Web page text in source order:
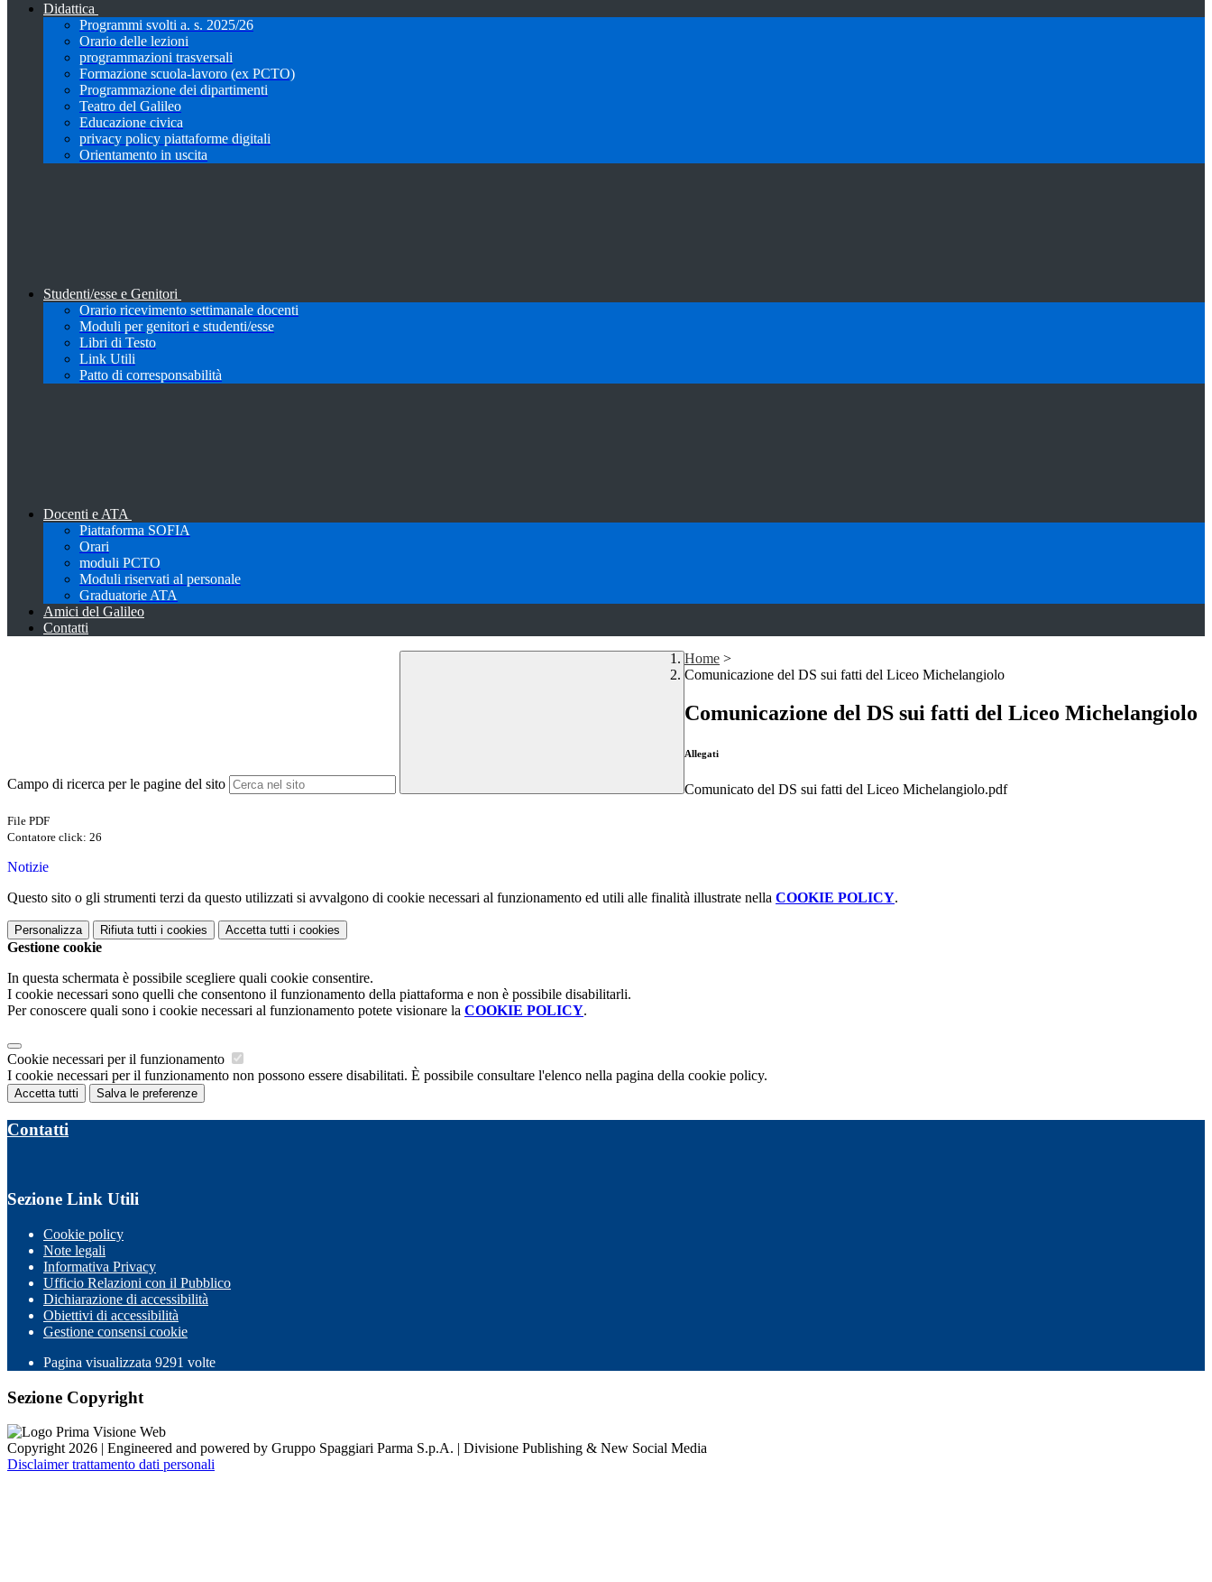
Didattica
Programmi svolti a. s. 2025/26
Orario delle lezioni
programmazioni trasversali
Formazione scuola-lavoro (ex PCTO)
Programmazione dei dipartimenti
Teatro del Galileo
Educazione civica
privacy policy piattaforme digitali
Orientamento in uscita
Studenti/esse e Genitori
Orario ricevimento settimanale docenti
Moduli per genitori e studenti/esse
Libri di Testo
Link Utili
Patto di corresponsabilità
Docenti e ATA
Piattaforma SOFIA
Orari
moduli PCTO
Moduli riservati al personale
Graduatorie ATA
Amici del Galileo
Contatti
Campo di ricerca per le pagine del sito
Home >
Comunicazione del DS sui fatti del Liceo Michelangiolo
Comunicazione del DS sui fatti del Liceo Michelangiolo
Allegati
Comunicato del DS sui fatti del Liceo Michelangiolo.pdf
File PDF
Contatore click: 26
Notizie
Questo sito o gli strumenti terzi da questo utilizzati si avvalgono di cookie necessari al funzionamento ed utili alle finalità illustrate nella COOKIE POLICY.
Personalizza Rifiuta tutti i cookies Accetta tutti i cookies
Gestione cookie
In questa schermata è possibile scegliere quali cookie consentire.
I cookie necessari sono quelli che consentono il funzionamento della piattaforma e non è possibile disabilitarli.
Per conoscere quali sono i cookie necessari al funzionamento potete visionare la COOKIE POLICY.
Cookie necessari per il funzionamento
I cookie necessari per il funzionamento non possono essere disabilitati. È possibile consultare l'elenco nella pagina della cookie policy.
Accetta tutti Salva le preferenze
Contatti
Sezione Link Utili
Cookie policy
Note legali
Informativa Privacy
Ufficio Relazioni con il Pubblico
Dichiarazione di accessibilità
Obiettivi di accessibilità
Gestione consensi cookie
Pagina visualizzata 9291 volte
Sezione Copyright
Copyright 2026 | Engineered and powered by Gruppo Spaggiari Parma S.p.A. | Divisione Publishing & New Social Media
Disclaimer trattamento dati personali